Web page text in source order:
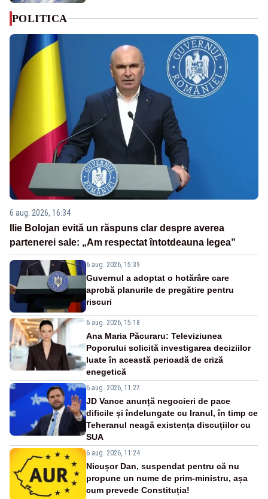
POLITICA
6 aug. 2026, 16:34
Ilie Bolojan evită un răspuns clar despre averea
partenerei sale: „Am respectat întotdeauna legea”
6 aug. 2026, 15:39
Guvernul a adoptat o hotărâre care
aprobă planurile de pregătire pentru
riscuri
6 aug. 2026, 15:18
Ana Maria Păcuraru: Televiziunea
Poporului solicită investigarea deciziilor
luate în această perioadă de criză
enegetică
6 aug. 2026, 11:27
JD Vance anunță negocieri de pace
dificile și îndelungate cu Iranul, în timp ce
Teheranul neagă existența discuțiilor cu
SUA
6 aug. 2026, 11:24
Nicușor Dan, suspendat pentru că nu
propune un nume de prim-ministru, așa
cum prevede Constituția!